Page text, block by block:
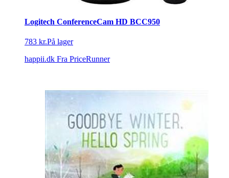
Logitech ConferenceCam HD BCC950
783 kr.På lager
happii.dk Fra PriceRunner